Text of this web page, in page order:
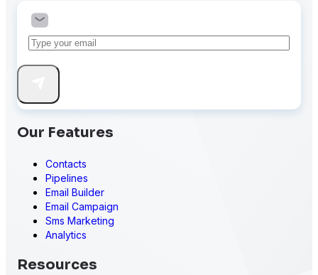
Our Features
Contacts
Pipelines
Email Builder
Email Campaign
Sms Marketing
Analytics
Resources